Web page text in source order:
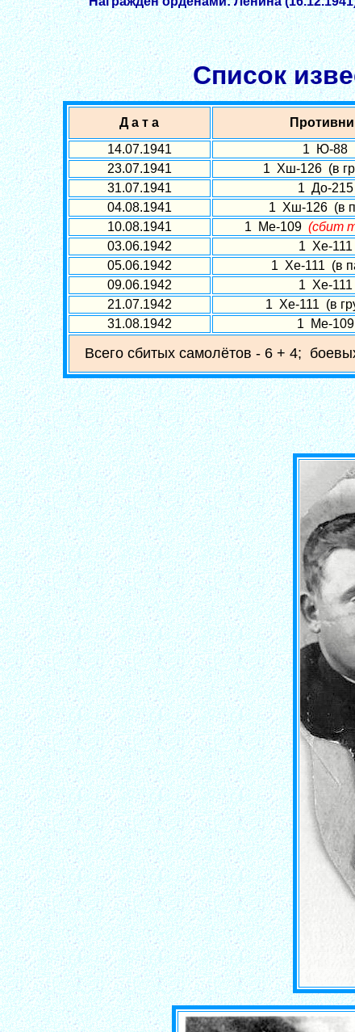
Список
Д а т а
14.07.1941
1 Ю-88
23.07.1941 1 Хш-126 (в
31.07.1941
1 До-215
04.08.1941
1 Хш-126 (в
10.08.1941
1 Ме-109 (сбит
03.06.1942
1 Хе-111
05.06.1942
1 Хе-111 (в
09.06.1942
1 Хе-111
21.07.1942
1 Хе-111 (в
31.08.1942
1 Ме-109
Всего сбитых самолётов - 6 + 4;